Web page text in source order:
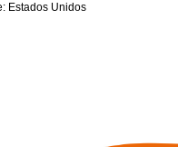
Estados Unidos